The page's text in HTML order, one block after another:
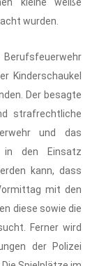
wurden.
Berufsfeuerwehr
Kinderschaukel
Der besagte
strafrechtliche
und das
in den Einsatz
kann, dass
mit den
diese sowie die
Ferner wird
der Polizei